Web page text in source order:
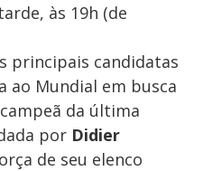
às 19h (de
principais candidatas
ao Mundial em busca
da última
por Didier
de seu elenco